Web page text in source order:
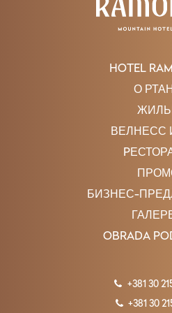
снега. Это идеальное место
HOTEL
О
ВЕЛНЕСС
БИЗНЕС-
OBRADA
+381 30
+381 30